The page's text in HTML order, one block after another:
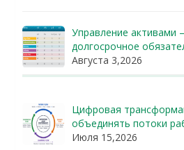
Управление активами
долгосрочное
Августа 3,2026
Цифровая
объединять потоки
Июля 15,2026